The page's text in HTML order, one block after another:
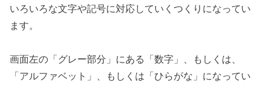
いろいろな文字や記号に対応していくつくりになってい
ます。
画面左の「グレー部分」にある「数字」、もしくは、
「アルファベット」、もしくは「ひらがな」になってい